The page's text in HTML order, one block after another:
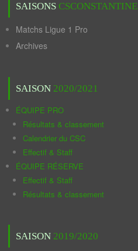
SAISONS CSCONSTANTINE
Matchs Ligue 1 Pro
Archives
SAISON 2020/2021
ÉQUIPE PRO
Résultats & classement
Calendrier du CSC
Effectif & Staff
ÉQUIPE RÉSERVE
Effectif & Staff
Résultats & classement
SAISON 2019/2020